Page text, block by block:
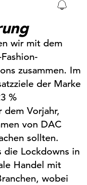
wir mit dem
zusammen. Im
der Marke
%
dem Vorjahr,
von DAC
sollten.
die Lockdowns in
Handel mit
wobei